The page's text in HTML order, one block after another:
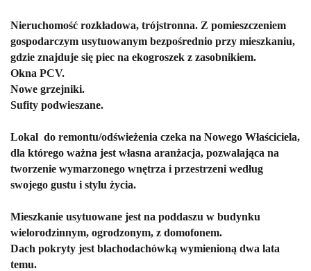
Nieruchomość rozkładowa, trójstronna. Z pomieszczeniem
gospodarczym usytuowanym bezpośrednio przy mieszkaniu,
gdzie znajduje się piec na ekogroszek z zasobnikiem.
Okna PCV.
Nowe grzejniki.
Sufity podwieszane.
Lokal do remontu/odświeżenia czeka na Nowego Właściciela,
dla którego ważna jest własna aranżacja, pozwalająca na
tworzenie wymarzonego wnętrza i przestrzeni według
swojego gustu i stylu życia.
Mieszkanie usytuowane jest na poddaszu w budynku
wielorodzinnym, ogrodzonym, z domofonem.
Dach pokryty jest blachodachówką wymienioną dwa lata
temu.